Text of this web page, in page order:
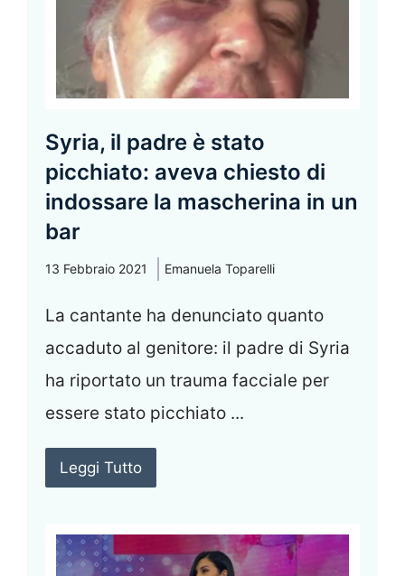
Syria, il padre è stato
picchiato: aveva chiesto di
indossare la mascherina in un
bar
13 Febbraio 2021 Emanuela Toparelli
La cantante ha denunciato quanto
accaduto al genitore: il padre di Syria
ha riportato un trauma facciale per
essere stato picchiato ...
Leggi Tutto